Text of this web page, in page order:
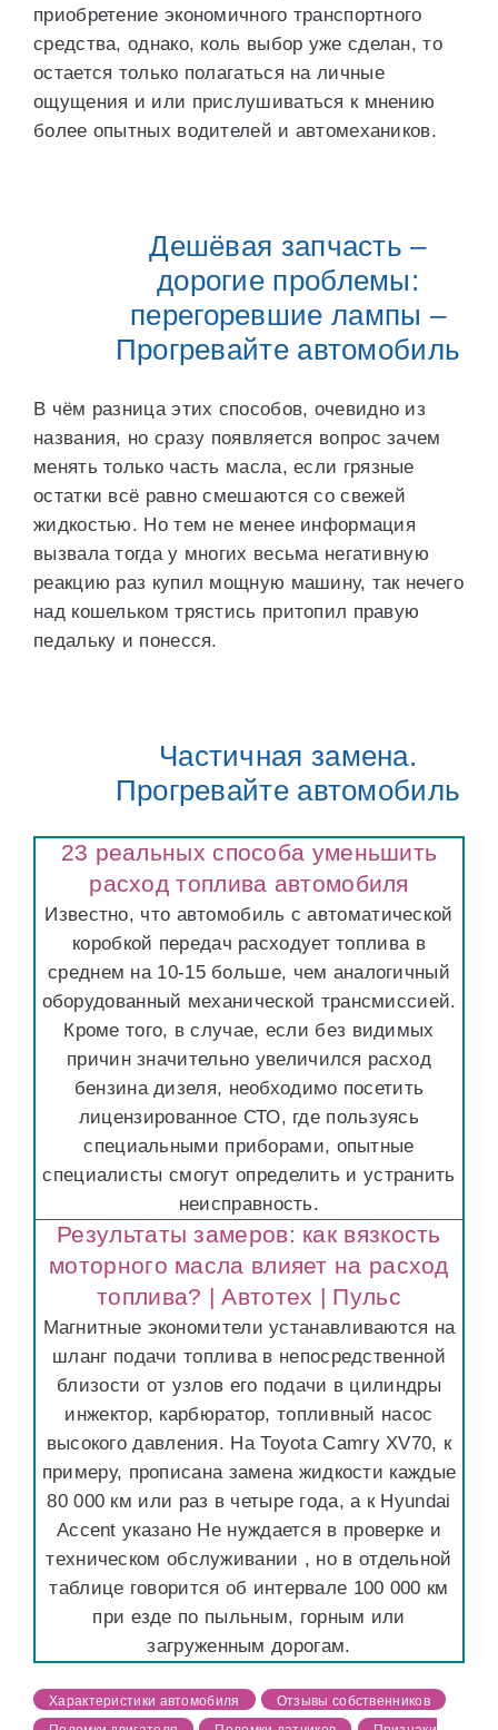
приобретение экономичного транспортного
средства, однако, коль выбор уже сделан, то
остается только полагаться на личные
ощущения и или прислушиваться к мнению
более опытных водителей и автомехаников.
Дешёвая запчасть –
дорогие проблемы:
перегоревшие лампы –
Прогревайте автомобиль
В чём разница этих способов, очевидно из
названия, но сразу появляется вопрос зачем
менять только часть масла, если грязные
остатки всё равно смешаются со свежей
жидкостью. Но тем не менее информация
вызвала тогда у многих весьма негативную
реакцию раз купил мощную машину, так нечего
над кошельком трястись притопил правую
педальку и понесся.
Частичная замена.
Прогревайте автомобиль
23 реальных способа уменьшить
расход топлива автомобиля
Известно, что автомобиль с автоматической
коробкой передач расходует топлива в
среднем на 10-15 больше, чем аналогичный
оборудованный механической трансмиссией.
Кроме того, в случае, если без видимых
причин значительно увеличился расход
бензина дизеля, необходимо посетить
лицензированное СТО, где пользуясь
специальными приборами, опытные
специалисты смогут определить и устранить
неисправность.
Результаты замеров: как вязкость
моторного масла влияет на расход
топлива? | Автотех | Пульс
Магнитные экономители устанавливаются на
шланг подачи топлива в непосредственной
близости от узлов его подачи в цилиндры
инжектор, карбюратор, топливный насос
высокого давления. На Toyota Camry XV70, к
примеру, прописана замена жидкости каждые
80 000 км или раз в четыре года, а к Hyundai
Accent указано Не нуждается в проверке и
техническом обслуживании , но в отдельной
таблице говорится об интервале 100 000 км
при езде по пыльным, горным или
загруженным дорогам.
Характеристики автомобиля
Отзывы собственников